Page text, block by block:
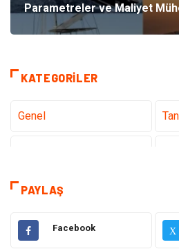
Parametreler ve Maliyet
KATEGORILER
Genel
Teknoloji & İnternet
Elektrik & Elektronik
PAYLAŞ
Facebook X